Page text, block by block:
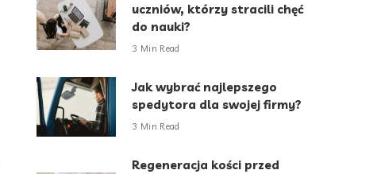
uczniów, którzy stracili chęć
do nauki?
3 Min Read
Jak wybrać najlepszego
spedytora dla swojej firmy?
3 Min Read
Regeneracja kości przed